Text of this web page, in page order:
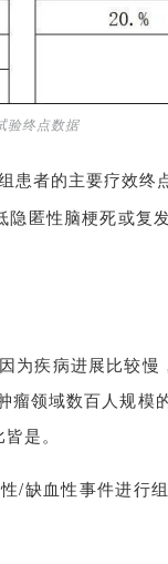
验终点数据
者的主要疗效终
匿性脑梗死或复
为疾病进展比较
领域数百人规模
是。
/缺血性事件进行